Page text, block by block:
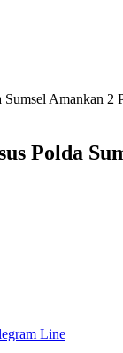
Amankan 2
Polda
Line